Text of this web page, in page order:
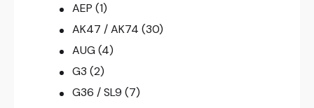
AEP (1)
AK47 / AK74 (30)
AUG (4)
G3 (2)
G36 / SL9 (7)